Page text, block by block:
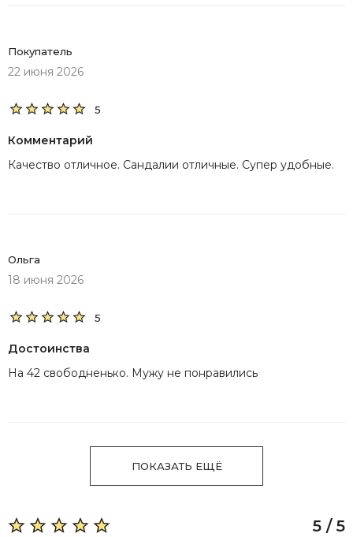
Покупатель
22 июня 2026
5
Комментарий
Качество отличное. Сандалии отличные. Супер удобные.
Ольга
18 июня 2026
5
Достоинства
На 42 свободненько. Мужу не понравились
ПОКАЗАТЬ ЕЩЁ
5 / 5